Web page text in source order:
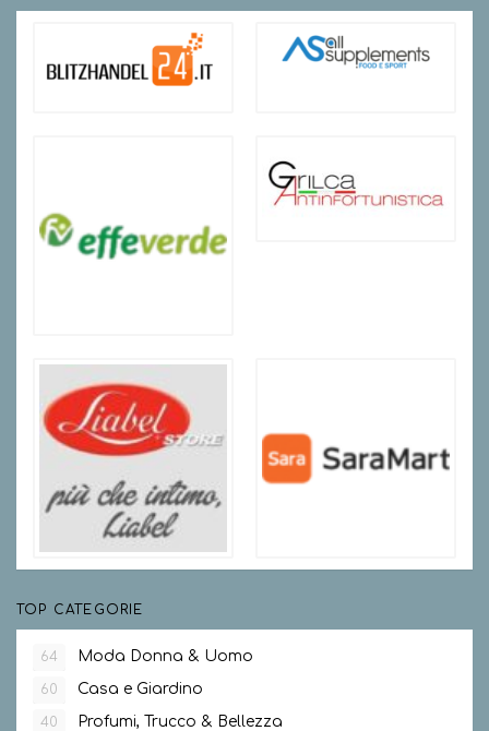
TOP CATEGORIE
64 Moda Donna & Uomo
60 Casa e Giardino
40 Profumi, Trucco & Bellezza